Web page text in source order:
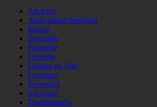
Alsacien
Authentique bouchon
Bistrot
Bouchon
Brasserie
Crêperie
Cuisine du Sud
Lyonnais
Provençal
Savoyard
Traditionnelle